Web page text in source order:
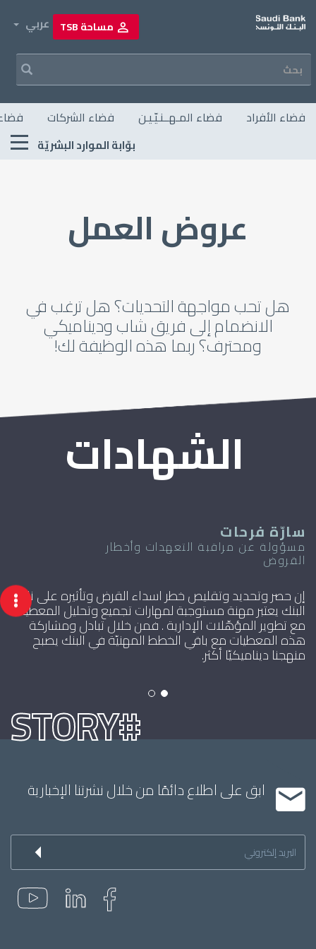
إلى
المحتوى عربي مساحة TSB
Navigation principale
فضاء الأفراد فضاء المـهــنـيّـيـن فضاء الشركات
Menu
RH
بوّابة الموارد البشريّة
عروض العمل
هل تحب مواجهة التحديات؟ هل ترغب في
الانضمام إلى فريق شاب وديناميكي
ومحترف؟ ربما هذه الوظيفة لك!
الشهادات
سارّة فرحات
مسؤولة عن مراقبة التعهدات وأخطار
القروض
إن حصر وتحديد وتقليص خطر اسداء القرض وتأثيره على ناتج
البنك يعتبر مهنة مستوجبة لمهارات تجميع وتحليل المعطيات
مع تطوير المؤهّلات الإدارية . فمن خلال تبادل ومشاركة
هذه المعطيات مع باقي الخطط المهنيّة في البنك يصبح
منهجنا ديناميكيّا أكثر.
#STORY
ابق على اطلاع دائمًا من خلال نشرتنا الإخبارية
Inscription
la